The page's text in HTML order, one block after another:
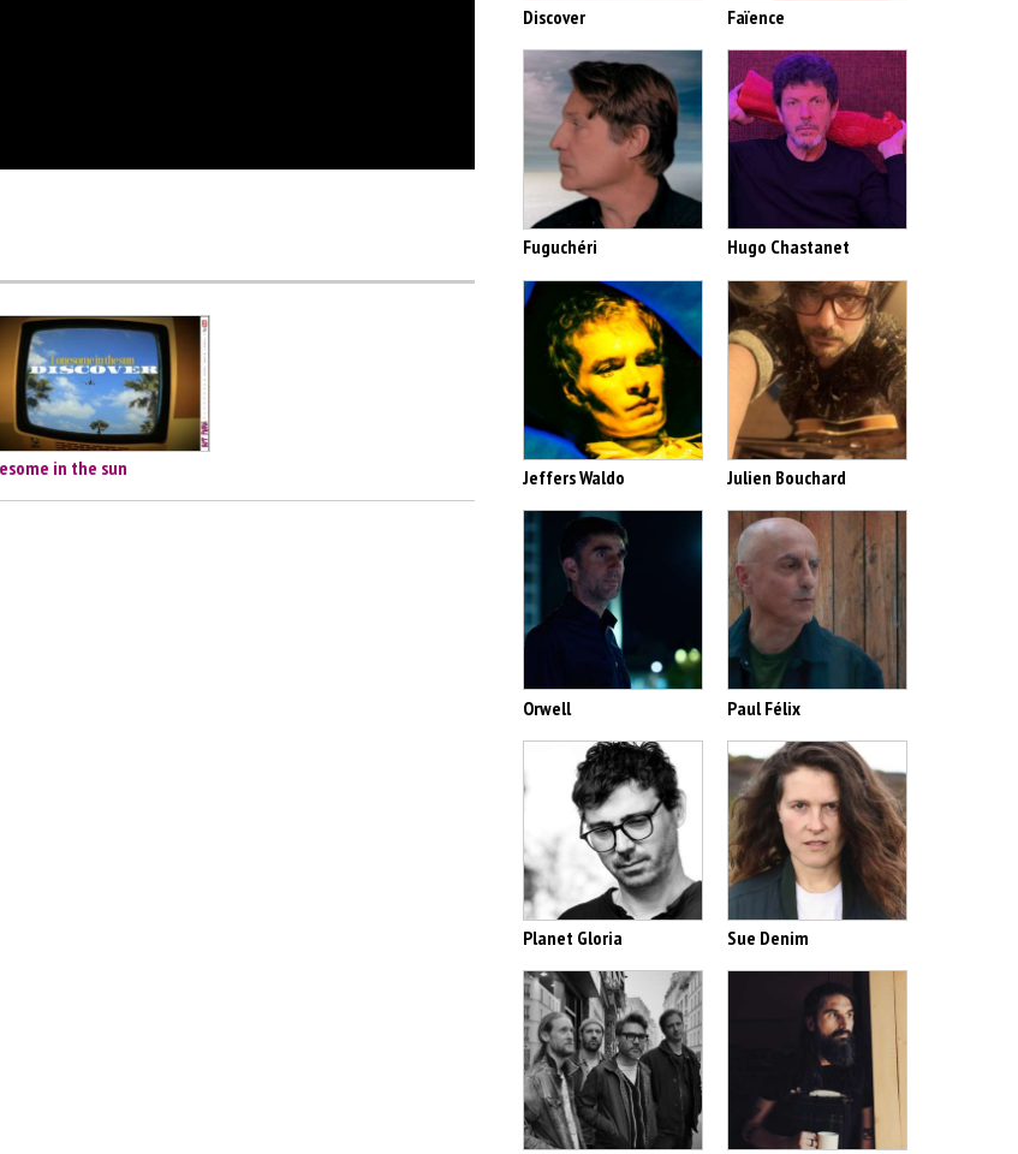
in the sun
Discover Faïence
Fuguchéri Hugo Chastanet
Jeffers Waldo Julien Bouchard
Orwell Paul Félix
Planet Gloria Sue Denim